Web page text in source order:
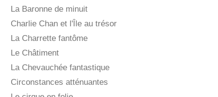
La Baronne de minuit
Charlie Chan et l'Île au trésor
La Charrette fantôme
Le Châtiment
La Chevauchée fantastique
Circonstances atténuantes